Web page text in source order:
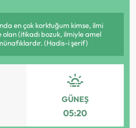
en çok korktuğum kimse, ilmi
olan (itikadı bozuk, ilmiyle amel
(Hadis-i şerif)
GÜNEŞ
05:20